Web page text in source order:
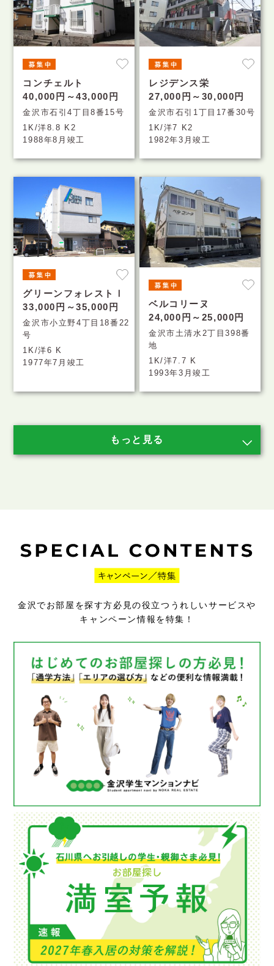
コンチェルト
40,000円～43,000円
金沢市石引4丁目8番15号
1K/洋8.8 K2
1988年8月竣工
レジデンス栄
27,000円～30,000円
金沢市石引1丁目17番30号
1K/洋7 K2
1982年3月竣工
グリーンフォレストⅠ
33,000円～35,000円
金沢市小立野4丁目18番22
号
1K/洋6 K
1977年7月竣工
ベルコリーヌ
24,000円～25,000円
金沢市土清水2丁目398番
地
1K/洋7.7 K
1993年3月竣工
金沢でお部屋を探す方必見の役立つうれしいサービスや
キャンペーン情報を特集！